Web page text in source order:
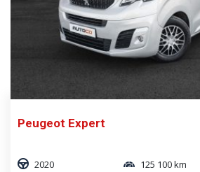
Peugeot Expert
2020
125 100 km